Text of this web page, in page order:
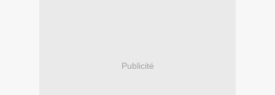
Publicité